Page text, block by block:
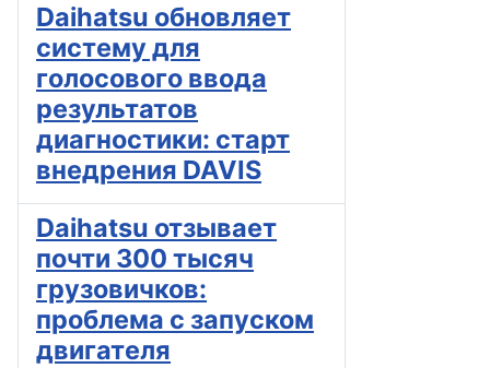
Daihatsu обновляет
систему для
голосового ввода
результатов
диагностики: старт
внедрения DAVIS
Daihatsu отзывает
почти 300 тысяч
грузовичков:
проблема с запуском
двигателя